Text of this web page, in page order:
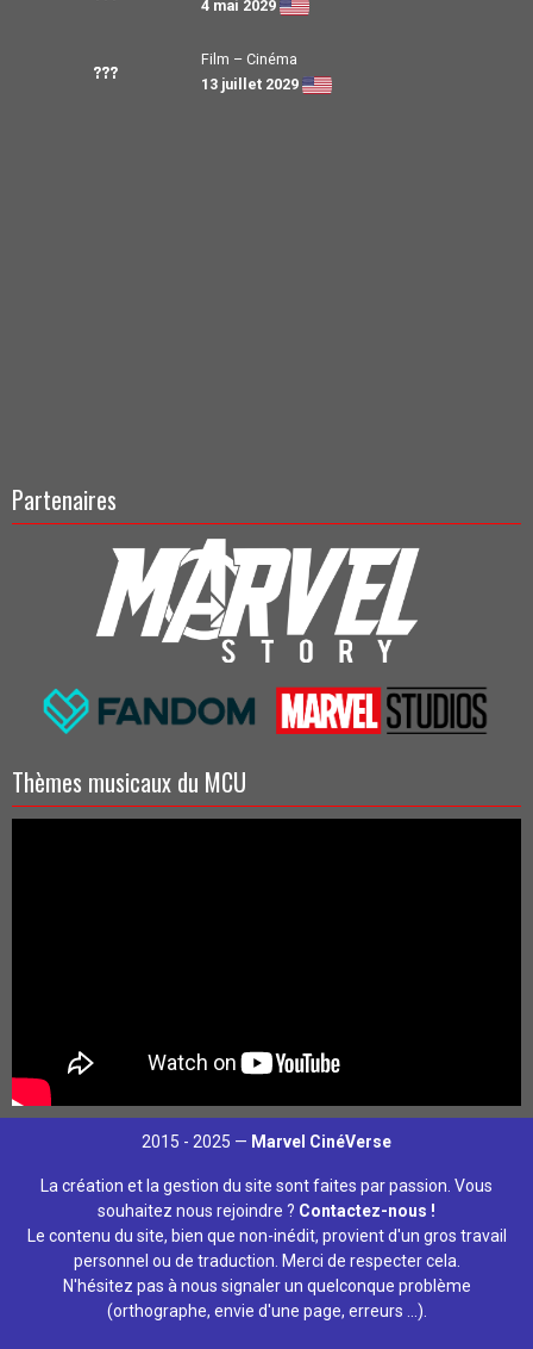
4 mai 2029
???
Film – Cinéma
13 juillet 2029
Partenaires
Thèmes musicaux du MCU
2015 - 2025 — Marvel CinéVerse
La création et la gestion du site sont faites par passion. Vous
souhaitez nous rejoindre ? Contactez-nous !
Le contenu du site, bien que non-inédit, provient d'un gros travail
personnel ou de traduction. Merci de respecter cela.
N'hésitez pas à nous signaler un quelconque problème
(orthographe, envie d'une page, erreurs ...).